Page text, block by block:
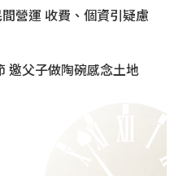
營運 收費、個資引疑慮
邀父子做陶碗感念土地